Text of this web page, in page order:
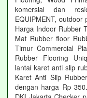
komersial dan
EQUIPMENT, outdoor
Harga Indoor Rubber
Mat Rubber floor
Timur Commercial
Rubber Flooring
lantai karet anti slip
Karet Anti Slip
dengan harga Rp